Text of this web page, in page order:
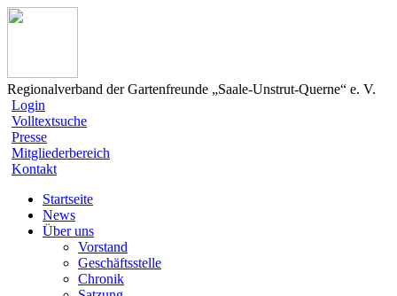
Regionalverband der Gartenfreunde „Saale-Unstrut-Querne“ e. V.
Login
Volltextsuche
Presse
Mitgliederbereich
Kontakt
Startseite
News
Über uns
Vorstand
Geschäftsstelle
Chronik